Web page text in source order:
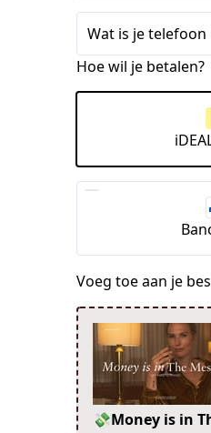
Wat is je
Hoe wil je betalen?
Voeg toe aan je
💸Money is in